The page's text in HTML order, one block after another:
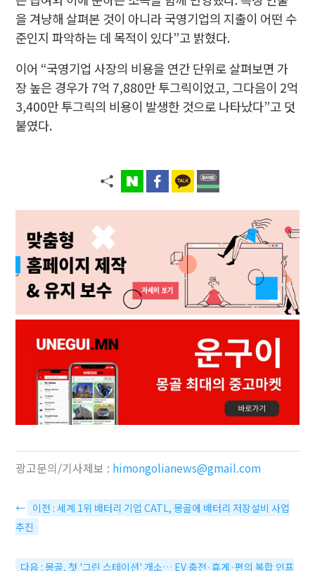
을 겨냥해 살펴본 것이 아니라 국영기업의 지출이 어떤 수
준인지 파악하는 데 목적이 있다”고 밝혔다.
이어 “국영기업 사장의 비용을 연간 단위로 살펴보면 가
장 높은 경우가 7억 7,880만 투그릭이었고, 그다음이 2억
3,400만 투그릭의 비용이 발생한 것으로 나타났다”고 덧
붙였다.
광고문의/기사제보 : himongolianews@gmail.com
← 이전 : 세계 1위 배터리 기업 CATL, 몽골에 배터리 저장설비 사업
추진
다음 : 몽골, 첫 '그린 스테이션' 개소… EV 충전·휴게·편의 복합 인프